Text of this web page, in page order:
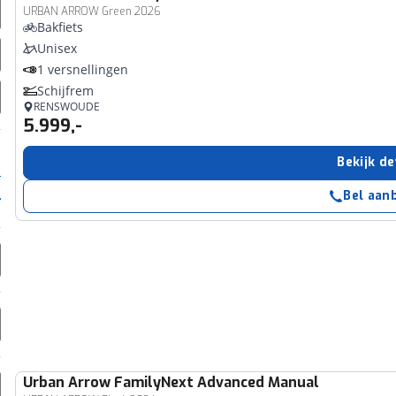
URBAN ARROW Green 2026
Bakfiets
Unisex
1 versnellingen
Schijfrem
RENSWOUDE
5.999,-
Bekijk
Bel
Urban Arrow FamilyNext Advanced Manual